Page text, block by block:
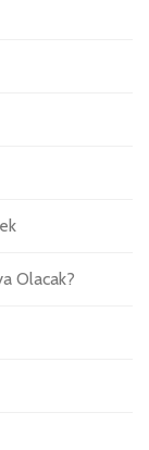
Olacak?